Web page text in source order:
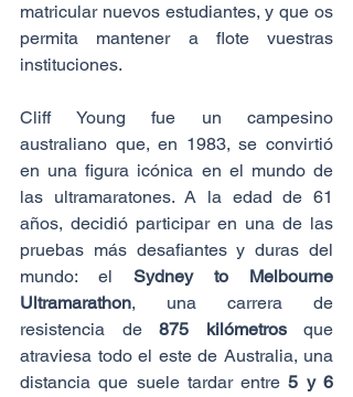
matricular nuevos estudiantes, y que os
permita mantener a flote vuestras
instituciones.
Cliff Young fue un campesino
australiano que, en 1983, se convirtió
en una figura icónica en el mundo de
las ultramaratones. A la edad de 61
años, decidió participar en una de las
pruebas más desafiantes y duras del
mundo: el Sydney to Melbourne
Ultramarathon, una carrera de
resistencia de 875 kilómetros que
atraviesa todo el este de Australia, una
distancia que suele tardar entre 5 y 6